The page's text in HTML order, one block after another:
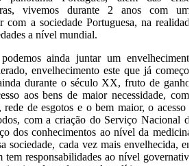
vivemos durante 2 anos com uma
com a sociedade Portuguesa, na realidade
a nível mundial.
ainda juntar um envelhecimento
envelhecimento este que já começou
durante o século XX, fruto de ganhos
aos bens de maior necessidade, como
de esgotos e o bem maior, o acesso a
com a criação do Serviço Nacional de
dos conhecimentos ao nível da medicina,
sociedade, cada vez mais envelhecida, em
tem responsabilidades ao nível governativo